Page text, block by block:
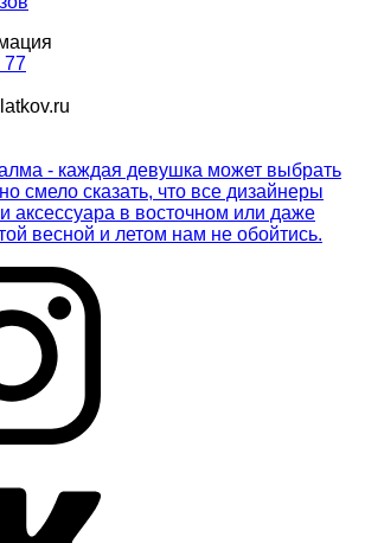
77
- каждая девушка может выбрать
смело сказать, что все дизайнеры
аксессуара в восточном или даже
весной и летом нам не обойтись.